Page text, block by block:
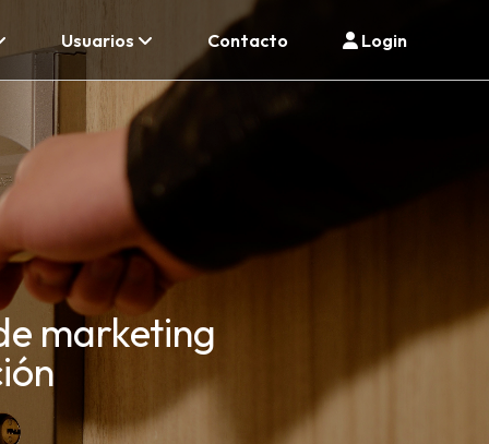
Usuarios Contacto Login
marketing